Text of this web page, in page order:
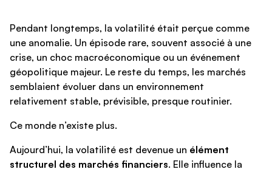
Pendant longtemps, la volatilité était perçue comme
une anomalie. Un épisode rare, souvent associé à une
crise, un choc macroéconomique ou un événement
géopolitique majeur. Le reste du temps, les marchés
semblaient évoluer dans un environnement
relativement stable, prévisible, presque routinier.
Ce monde n’existe plus.
Aujourd’hui, la volatilité est devenue un élément
structurel des marchés financiers. Elle influence la